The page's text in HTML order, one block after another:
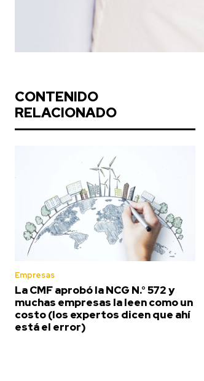
CONTENIDO
RELACIONADO
Empresas
La CMF aprobó la NCG N.° 572 y
muchas empresas la leen como un
costo (los expertos dicen que ahí
está el error)